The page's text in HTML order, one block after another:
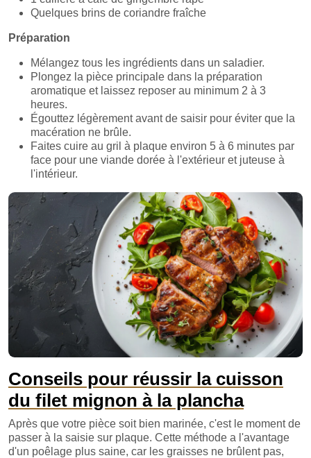
Quelques brins de coriandre fraîche
Préparation
Mélangez tous les ingrédients dans un saladier.
Plongez la pièce principale dans la préparation
aromatique et laissez reposer au minimum 2 à 3
heures.
Égouttez légèrement avant de saisir pour éviter que la
macération ne brûle.
Faites cuire au gril à plaque environ 5 à 6 minutes par
face pour une viande dorée à l'extérieur et juteuse à
l'intérieur.
Conseils pour réussir la cuisson
du filet mignon à la plancha
Après que votre pièce soit bien marinée, c'est le moment de
passer à la saisie sur plaque. Cette méthode a l'avantage
d'un poêlage plus saine, car les graisses ne brûlent pas,